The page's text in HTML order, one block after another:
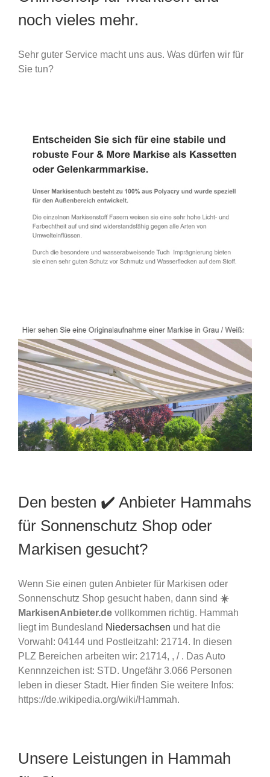
noch vieles mehr.
Sehr guter Service macht uns aus. Was dürfen wir für
Sie tun?
Den besten ✔️ Anbieter Hammahs
für Sonnenschutz Shop oder
Markisen gesucht?
Wenn Sie einen guten Anbieter für Markisen oder
Sonnenschutz Shop gesucht haben, dann sind ☀️
MarkisenAnbieter.de vollkommen richtig. Hammah
liegt im Bundesland Niedersachsen und hat die
Vorwahl: 04144 und Postleitzahl: 21714. In diesen
PLZ Bereichen arbeiten wir: 21714, , / . Das Auto
Kennnzeichen ist: STD. Ungefähr 3.066 Personen
leben in dieser Stadt. Hier finden Sie weitere Infos:
https://de.wikipedia.org/wiki/Hammah.
Unsere Leistungen in Hammah